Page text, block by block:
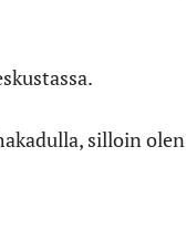
silloin olen